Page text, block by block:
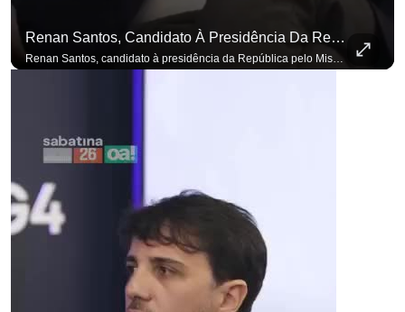
Renan Santos, Candidato À Presidência Da República Pelo Missão, Defende Aplicar Reformas Fiscais
para não perder